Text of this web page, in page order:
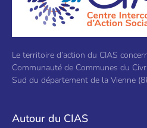
Le territoire d’action du CIAS
Communauté de Communes du
Sud du département de la Vienne
Autour du CIAS